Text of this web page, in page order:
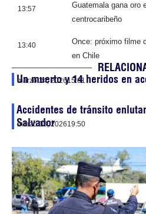
13:57
Guatemala gana oro
centrocaribeño
13:40
Once: próximo filme
en Chile
Un muerto y 14 heridos en
marzo 24, 202615:01
Accidentes de tránsito
Salvador
marzo 13, 202619:50